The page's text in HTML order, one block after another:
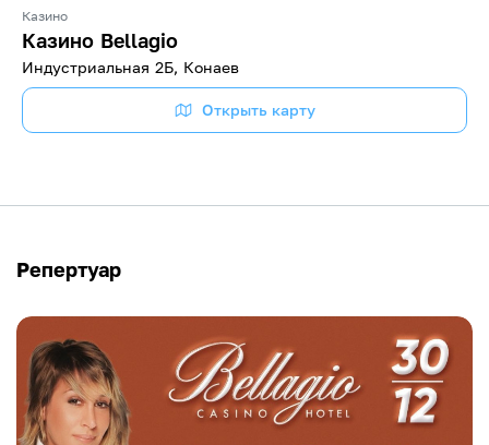
Казино
Казино Bellagio
Индустриальная 2Б, Конаев
Открыть карту
Репертуар